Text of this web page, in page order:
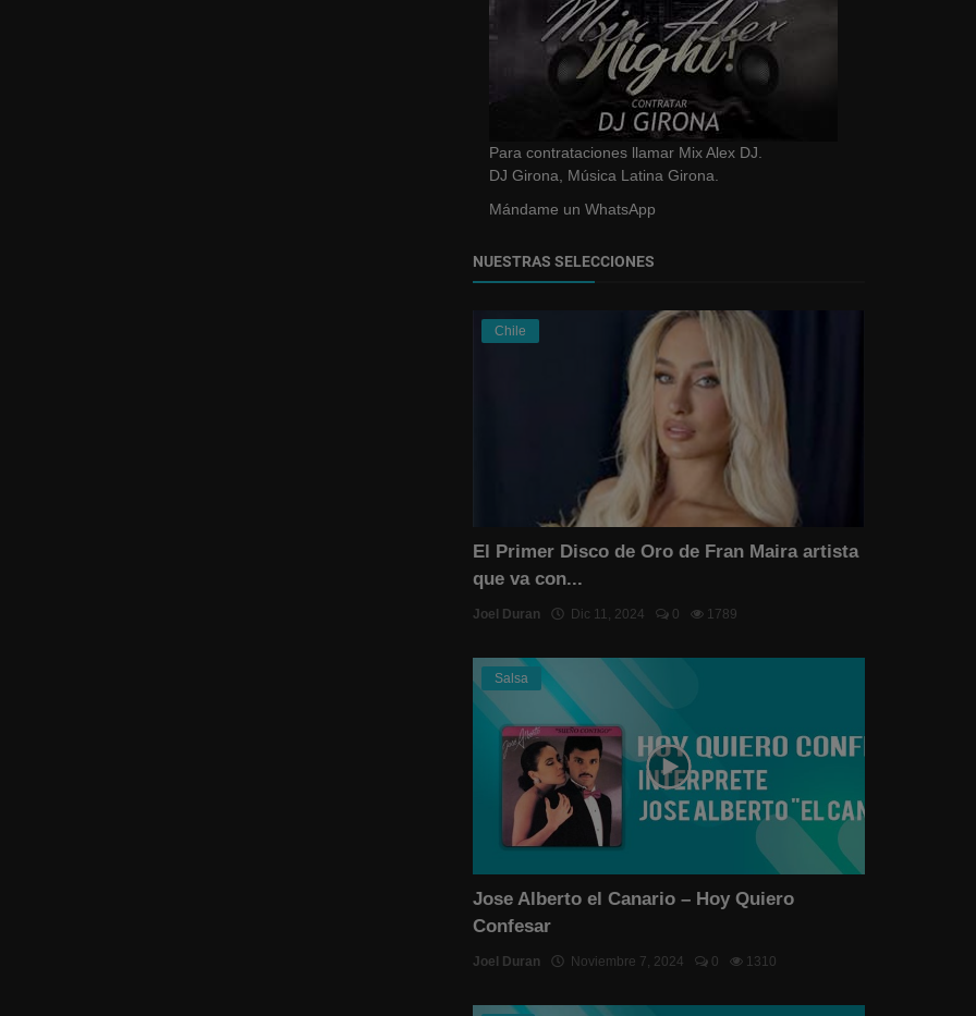
Para contrataciones llamar Mix Alex DJ.
DJ Girona, Música Latina Girona.
Mándame un WhatsApp
NUESTRAS SELECCIONES
Chile
El Primer Disco de Oro de Fran Maira artista
que va con...
Joel Duran Dic 11, 2024 0 1789
Salsa
Jose Alberto el Canario – Hoy Quiero
Confesar
Joel Duran Noviembre 7, 2024 0 1310